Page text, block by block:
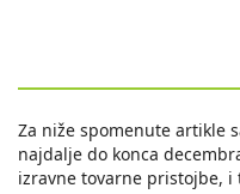
Za niže spomenute artikle
najdalje do konca
izravne tovarne pristojbe, i